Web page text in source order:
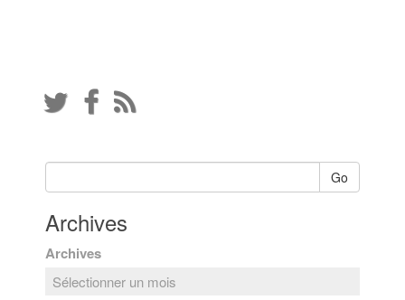
Go
Archives
Archives